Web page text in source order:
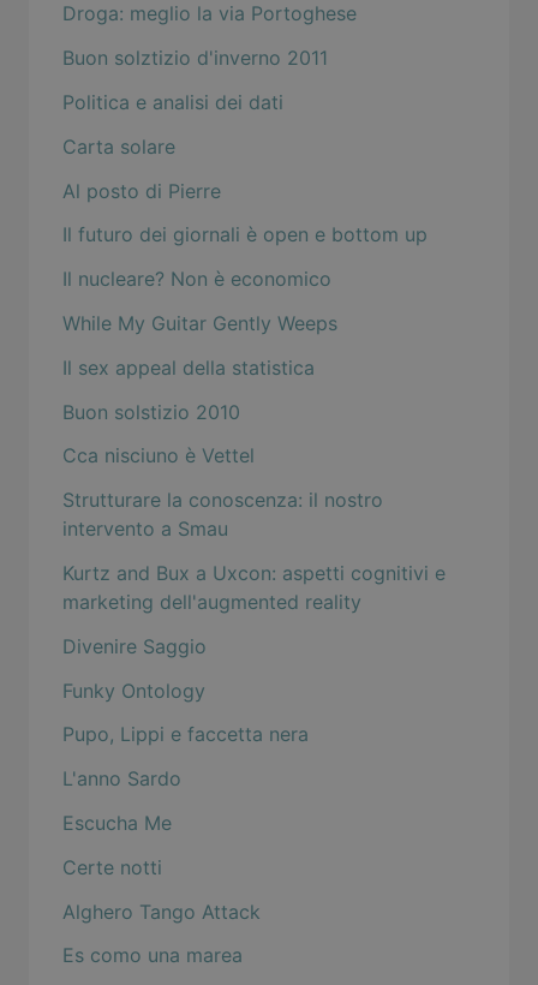
Droga: meglio la via Portoghese
Buon solztizio d'inverno 2011
Politica e analisi dei dati
Carta solare
Al posto di Pierre
Il futuro dei giornali è open e bottom up
Il nucleare? Non è economico
While My Guitar Gently Weeps
Il sex appeal della statistica
Buon solstizio 2010
Cca nisciuno è Vettel
Strutturare la conoscenza: il nostro
intervento a Smau
Kurtz and Bux a Uxcon: aspetti cognitivi e
marketing dell'augmented reality
Divenire Saggio
Funky Ontology
Pupo, Lippi e faccetta nera
L'anno Sardo
Escucha Me
Certe notti
Alghero Tango Attack
Es como una marea